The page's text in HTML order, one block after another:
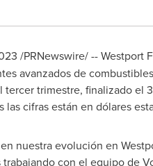
/PRNewswire/ -- Westport
avanzados de
tercer trimestre, finalizado
las cifras están en dólares
nuestra evolución en
con el equipo de